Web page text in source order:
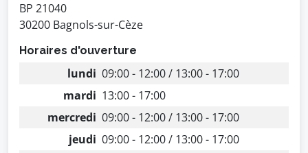
BP 21040
30200 Bagnols-sur-Cèze
Horaires d'ouverture
lundi 09:00 - 12:00 / 13:00 - 17:00
mardi 13:00 - 17:00
mercredi 09:00 - 12:00 / 13:00 - 17:00
jeudi 09:00 - 12:00 / 13:00 - 17:00